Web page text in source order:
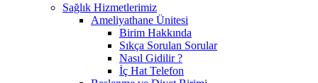
Sağlık Hizmetlerimiz
Ameliyathane Ünitesi
Birim Hakkında
Sıkça Sorulan Sorular
Nasıl Gidilir ?
İç Hat Telefon